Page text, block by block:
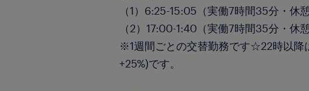
（1）6:25-15:05（実働7時間35分・休
（2）17:00-1:40（実働7時間35分・休
※1週間ごとの交替勤務です☆22時以降
+25%)です。